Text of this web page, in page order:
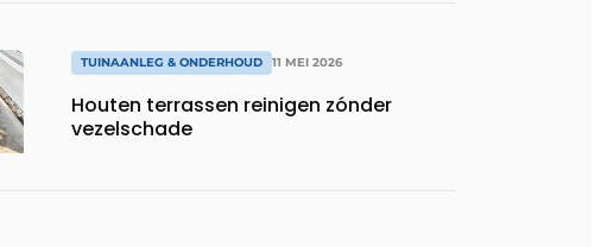
TUINAANLEG & ONDERHOUD 11 MEI 2026
Houten terrassen reinigen zónder
vezelschade